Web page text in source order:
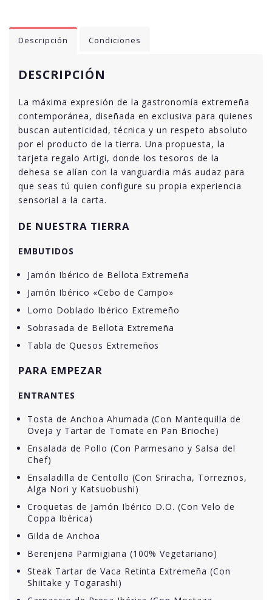
Descripción Condiciones
DESCRIPCIÓN
La máxima expresión de la gastronomía extremeña
contemporánea, diseñada en exclusiva para quienes
buscan autenticidad, técnica y un respeto absoluto
por el producto de la tierra. Una propuesta, la
tarjeta regalo Artigi, donde los tesoros de la
dehesa se alían con la vanguardia más audaz para
que seas tú quien configure su propia experiencia
sensorial a la carta.
DE NUESTRA TIERRA
EMBUTIDOS
Jamón Ibérico de Bellota Extremeña
Jamón Ibérico «Cebo de Campo»
Lomo Doblado Ibérico Extremeño
Sobrasada de Bellota Extremeña
Tabla de Quesos Extremeños
PARA EMPEZAR
ENTRANTES
Tosta de Anchoa Ahumada (Con Mantequilla de
Oveja y Tartar de Tomate en Pan Brioche)
Ensalada de Pollo (Con Parmesano y Salsa del
Chef)
Ensaladilla de Centollo (Con Sriracha, Torreznos,
Alga Nori y Katsuobushi)
Croquetas de Jamón Ibérico D.O. (Con Velo de
Coppa Ibérica)
Gilda de Anchoa
Berenjena Parmigiana (100% Vegetariano)
Steak Tartar de Vaca Retinta Extremeña (Con
Shiitake y Togarashi)